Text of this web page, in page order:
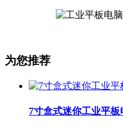
为您推荐
7寸盒式迷你工业平